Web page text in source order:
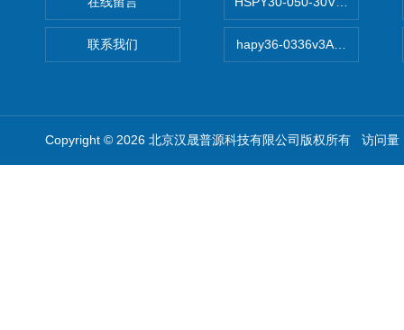
联系我们 hapy36-0336v3A高精度小型
Copyright © 2026 北京汉晟普源科技有限公司版权所有 访问量